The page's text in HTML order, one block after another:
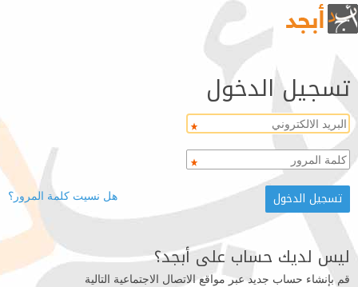
تسجيل الدخول
هل نسيت كلمة المرور؟
ليس لديك حساب على أبجد؟
قم بإنشاء حساب جديد عبر مواقع الاتصال الاجتماعية التالية